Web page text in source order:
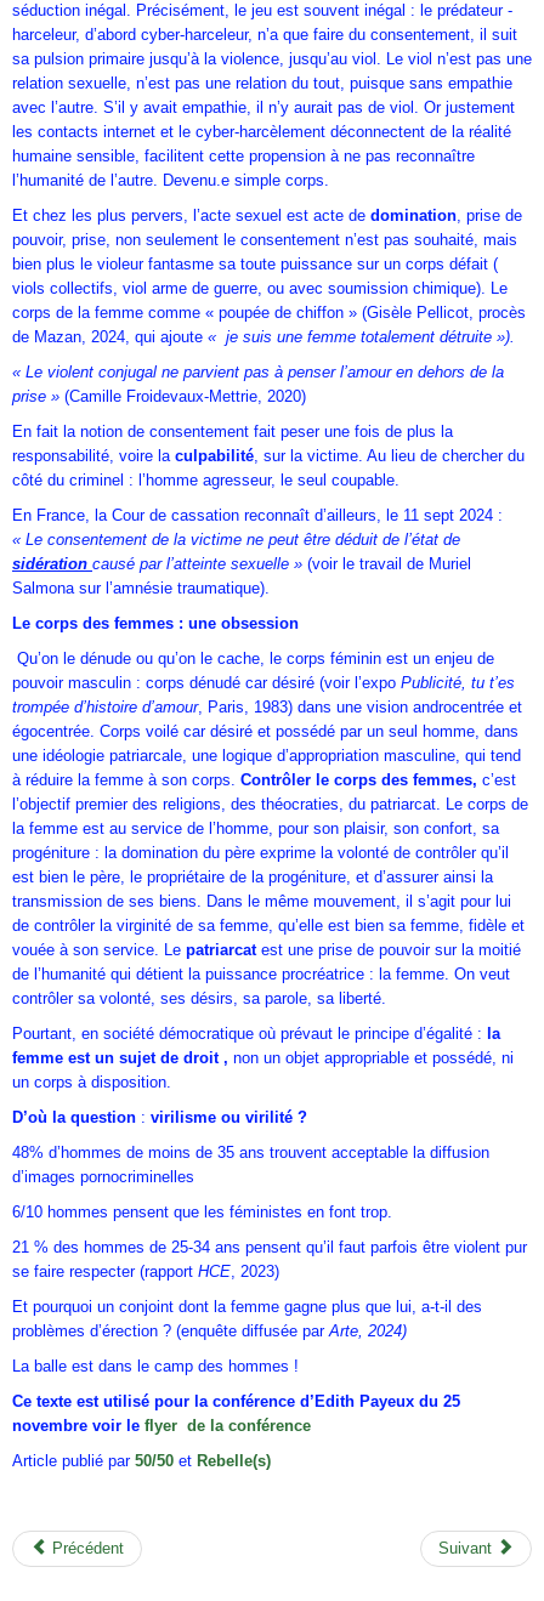
séduction inégal. Précisément, le jeu est souvent inégal : le prédateur -
harceleur, d’abord cyber-harceleur, n’a que faire du consentement, il suit
sa pulsion primaire jusqu’à la violence, jusqu’au viol. Le viol n’est pas une
relation sexuelle, n’est pas une relation du tout, puisque sans empathie
avec l’autre. S’il y avait empathie, il n’y aurait pas de viol. Or justement
les contacts internet et le cyber-harcèlement déconnectent de la réalité
humaine sensible, facilitent cette propension à ne pas reconnaître
l’humanité de l’autre. Devenu.e simple corps.
Et chez les plus pervers, l’acte sexuel est acte de domination, prise de
pouvoir, prise, non seulement le consentement n’est pas souhaité, mais
bien plus le violeur fantasme sa toute puissance sur un corps défait (
viols collectifs, viol arme de guerre, ou avec soumission chimique). Le
corps de la femme comme « poupée de chiffon » (Gisèle Pellicot, procès
de Mazan, 2024, qui ajoute « je suis une femme totalement détruite »).
« Le violent conjugal ne parvient pas à penser l’amour en dehors de la
prise » (Camille Froidevaux-Mettrie, 2020)
En fait la notion de consentement fait peser une fois de plus la
responsabilité, voire la culpabilité, sur la victime. Au lieu de chercher du
côté du criminel : l’homme agresseur, le seul coupable.
En France, la Cour de cassation reconnaît d’ailleurs, le 11 sept 2024 :
« Le consentement de la victime ne peut être déduit de l’état de
sidération causé par l’atteinte sexuelle » (voir le travail de Muriel
Salmona sur l’amnésie traumatique).
Le corps des femmes : une obsession
Qu’on le dénude ou qu’on le cache, le corps féminin est un enjeu de
pouvoir masculin : corps dénudé car désiré (voir l’expo Publicité, tu t’es
trompée d’histoire d’amour, Paris, 1983) dans une vision androcentrée et
égocentrée. Corps voilé car désiré et possédé par un seul homme, dans
une idéologie patriarcale, une logique d’appropriation masculine, qui tend
à réduire la femme à son corps. Contrôler le corps des femmes, c’est
l’objectif premier des religions, des théocraties, du patriarcat. Le corps de
la femme est au service de l’homme, pour son plaisir, son confort, sa
progéniture : la domination du père exprime la volonté de contrôler qu’il
est bien le père, le propriétaire de la progéniture, et d’assurer ainsi la
transmission de ses biens. Dans le même mouvement, il s’agit pour lui
de contrôler la virginité de sa femme, qu’elle est bien sa femme, fidèle et
vouée à son service. Le patriarcat est une prise de pouvoir sur la moitié
de l’humanité qui détient la puissance procréatrice : la femme. On veut
contrôler sa volonté, ses désirs, sa parole, sa liberté.
Pourtant, en société démocratique où prévaut le principe d’égalité : la
femme est un sujet de droit , non un objet appropriable et possédé, ni
un corps à disposition.
D’où la question : virilisme ou virilité ?
48% d’hommes de moins de 35 ans trouvent acceptable la diffusion
d’images pornocriminelles
6/10 hommes pensent que les féministes en font trop.
21 % des hommes de 25-34 ans pensent qu’il faut parfois être violent pur
se faire respecter (rapport HCE, 2023)
Et pourquoi un conjoint dont la femme gagne plus que lui, a-t-il des
problèmes d’érection ? (enquête diffusée parArte, 2024)
La balle est dans le camp des hommes !
Ce texte est utilisé pour la conférence d’Edith Payeux du 25
novembre voir le flyer de la conférence
Article publié par 50/50 et Rebelle(s)
Précédent Suivant